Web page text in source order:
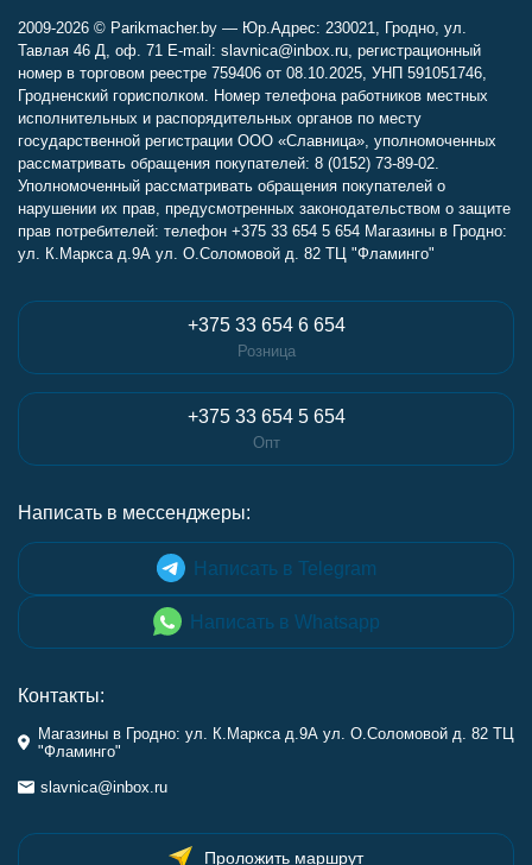
2009-2026 © Parikmacher.by — Юр.Адрес: 230021, Гродно, ул.
Тавлая 46 Д, оф. 71 E-mail: slavnica@inbox.ru, регистрационный
номер в торговом реестре 759406 от 08.10.2025, УНП 591051746,
Гродненский горисполком. Номер телефона работников местных
исполнительных и распорядительных органов по месту
государственной регистрации ООО «Славница», уполномоченных
рассматривать обращения покупателей: 8 (0152) 73-89-02.
Уполномоченный рассматривать обращения покупателей о
нарушении их прав, предусмотренных законодательством о защите
прав потребителей: телефон +375 33 654 5 654 Магазины в Гродно:
ул. К.Маркса д.9А ул. О.Соломовой д. 82 ТЦ "Фламинго"
+375 33 654 6 654
Розница
+375 33 654 5 654
Опт
Написать в мессенджеры:
Написать в Telegram
Написать в Whatsapp
Контакты:
Магазины в Гродно: ул. К.Маркса д.9А ул. О.Соломовой д. 82 ТЦ
"Фламинго"
slavnica@inbox.ru
Проложить маршрут